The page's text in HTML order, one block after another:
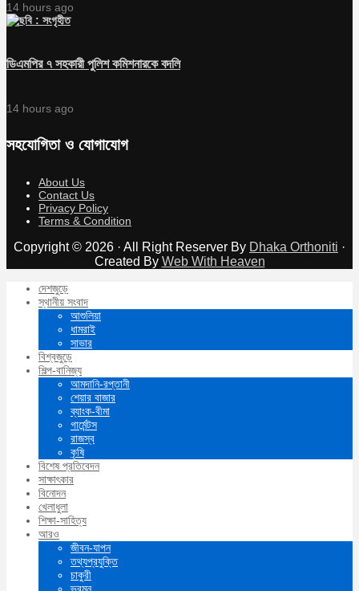
14 hours ago
ডিএমপির ৭ সহকারী পুলিশ কমিশনারকে বদলি
14 hours ago
সহযোগিতা ও যোগাযোগ
About Us
Contact Us
Privacy Policy
Terms & Condition
Copyright © 2026 · All Right Reserver By Dhaka Orthoniti ·
Created By Web With Heaven
দেশজুড়ে
স্থানীয় সংবাদ
আশুলিয়া
ধামরাই
সাভার
বিশ্বজুড়ে
শিল্প-বানিজ্য
আমদানি-রপ্তানী
শেয়ার বাজার
ব্যাংক-বীমা
গার্মেন্টস
রাজস্ব
কৃষি
বিশেষ প্রতিবেদন
সাক্ষাৎকার
বিনোদন
খেলাধুলা
শিক্ষা-সাহিত্য
আরও
জীবন-যাপন
তথ্যপ্রযুক্তি
চাকুরী